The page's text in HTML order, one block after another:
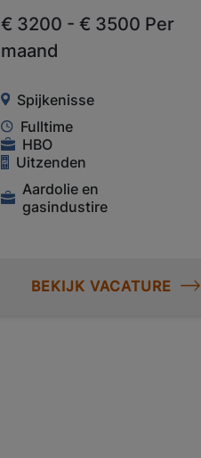
€ 3200 - € 3500 Per
maand
Spijkenisse
Fulltime
HBO
Uitzenden
Aardolie en
gasindustire
BEKIJK VACATURE